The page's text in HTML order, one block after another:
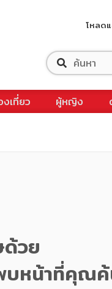
โหลด
งเที่ยว ผู้หญิง
วย
บหน้าที่คุณ